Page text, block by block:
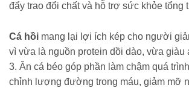
đẩy trao đổi chất và hỗ trợ sức khỏe tổng
Cá hồi mang lại lợi ích kép cho người
vì vừa là nguồn protein dồi dào, vừa giàu
3. Ăn cá béo góp phần làm chậm quá
chỉnh lượng đường trong máu, giảm mỡ